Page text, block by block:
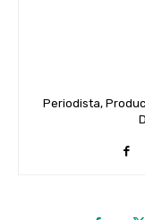
Periodista,